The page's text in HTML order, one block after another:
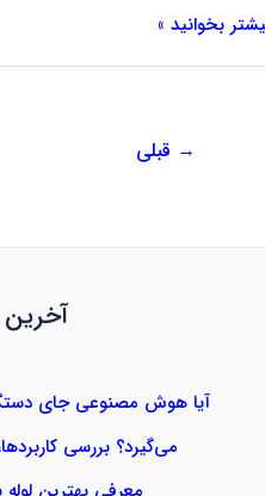
بخوانید »
→ قبلی
آیا هوش مصنوعی جای
می‌گیرد؟ بررسی